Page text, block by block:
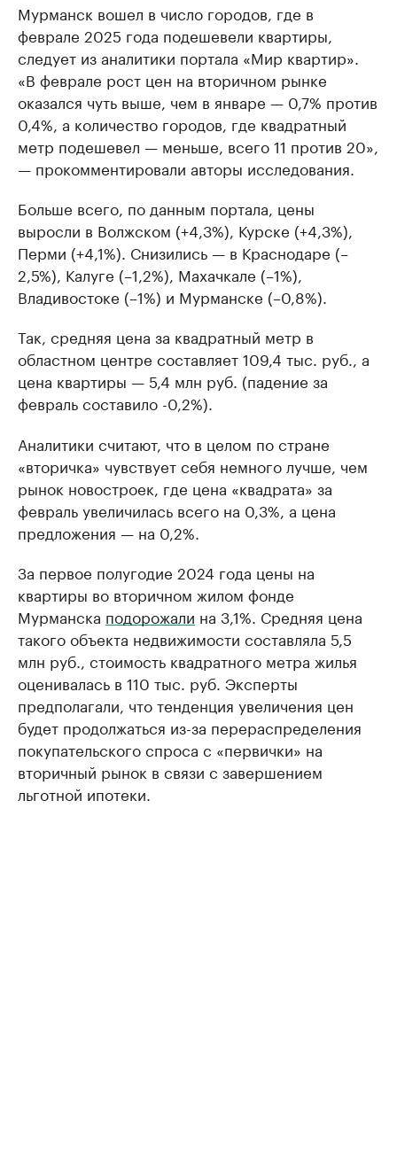
Мурманск вошел в число городов, где в
феврале 2025 года подешевели квартиры,
следует из аналитики портала «Мир квартир».
«В феврале рост цен на вторичном рынке
оказался чуть выше, чем в январе — 0,7% против
0,4%, а количество городов, где квадратный
метр подешевел — меньше, всего 11 против 20»,
— прокомментировали авторы исследования.
Больше всего, по данным портала, цены
выросли в Волжском (+4,3%), Курске (+4,3%),
Перми (+4,1%). Снизились — в Краснодаре (–
2,5%), Калуге (–1,2%), Махачкале (–1%),
Владивостоке (–1%) и Мурманске (–0,8%).
Так, средняя цена за квадратный метр в
областном центре составляет 109,4 тыс. руб., а
цена квартиры — 5,4 млн руб. (падение за
февраль составило -0,2%).
Аналитики считают, что в целом по стране
«вторичка» чувствует себя немного лучше, чем
рынок новостроек, где цена «квадрата» за
февраль увеличилась всего на 0,3%, а цена
предложения — на 0,2%.
За первое полугодие 2024 года цены на
квартиры во вторичном жилом фонде
Мурманска подорожали на 3,1%. Средняя цена
такого объекта недвижимости составляла 5,5
млн руб., стоимость квадратного метра жилья
оценивалась в 110 тыс. руб. Эксперты
предполагали, что тенденция увеличения цен
будет продолжаться из-за перераспределения
покупательского спроса с «первички» на
вторичный рынок в связи с завершением
льготной ипотеки.